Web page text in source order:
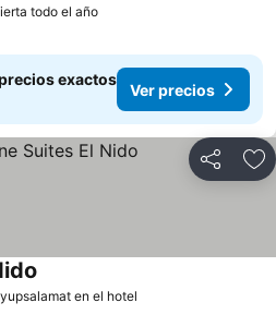
todo el año
exactos
Ver precios
Compartir
en el hotel